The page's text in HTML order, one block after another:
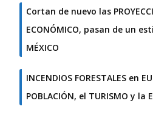
Cortan de nuevo las
ECONÓMICO, pasan de un
MÉXICO
INCENDIOS FORESTALES en
POBLACIÓN, el TURISMO y la